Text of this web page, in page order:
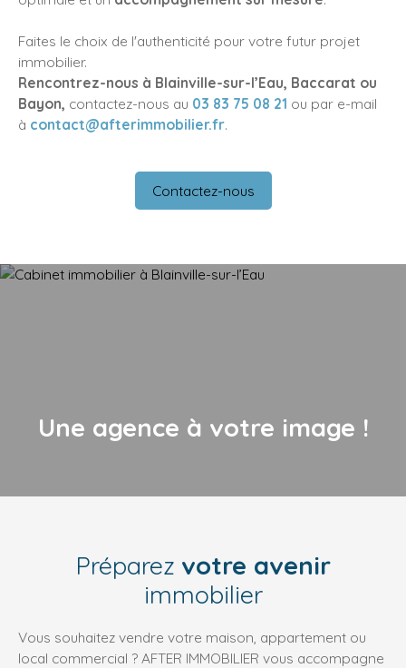
Faites le choix de l'authenticité pour votre futur projet
immobilier.
Rencontrez-nous à Blainville-sur-l’Eau, Baccarat ou
Bayon, contactez-nous au 03 83 75 08 21 ou par e-mail
à contact@afterimmobilier.fr.
Contactez-nous
Une agence à votre image !
Préparez votre avenir
immobilier
Vous souhaitez vendre votre maison, appartement ou
local commercial ? AFTER IMMOBILIER vous accompagne